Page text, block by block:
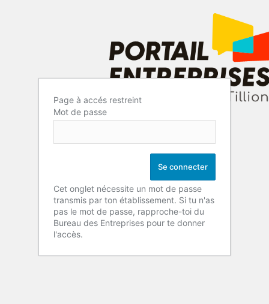
Page à accés restreint
Mot de passe
Cet onglet nécessite un mot de passe
transmis par ton établissement. Si tu n'as
pas le mot de passe, rapproche-toi du
Bureau des Entreprises pour te donner
l'accès.